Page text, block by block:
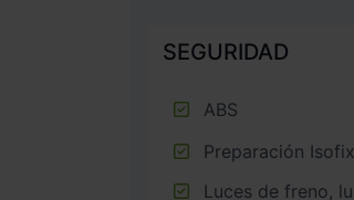
SEGURIDAD
ABS
Preparación Isofix